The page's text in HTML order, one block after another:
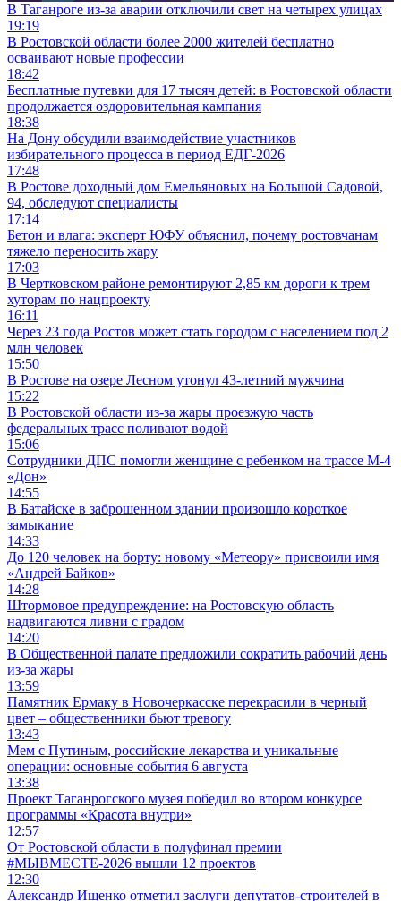
В Таганроге из-за аварии отключили свет на четырех улицах
19:19
В Ростовской области более 2000 жителей бесплатно
осваивают новые профессии
18:42
Бесплатные путевки для 17 тысяч детей: в Ростовской области
продолжается оздоровительная кампания
18:38
На Дону обсудили взаимодействие участников
избирательного процесса в период ЕДГ-2026
17:48
В Ростове доходный дом Емельяновых на Большой Садовой,
94, обследуют специалисты
17:14
Бетон и влага: эксперт ЮФУ объяснил, почему ростовчанам
тяжело переносить жару
17:03
В Чертковском районе ремонтируют 2,85 км дороги к трем
хуторам по нацпроекту
16:11
Через 23 года Ростов может стать городом с населением под 2
млн человек
15:50
В Ростове на озере Лесном утонул 43-летний мужчина
15:22
В Ростовской области из-за жары проезжую часть
федеральных трасс поливают водой
15:06
Сотрудники ДПС помогли женщине с ребенком на трассе М-4
«Дон»
14:55
В Батайске в заброшенном здании произошло короткое
замыкание
14:33
До 120 человек на борту: новому «Метеору» присвоили имя
«Андрей Байков»
14:28
Штормовое предупреждение: на Ростовскую область
надвигаются ливни с градом
14:20
В Общественной палате предложили сократить рабочий день
из-за жары
13:59
Памятник Ермаку в Новочеркасске перекрасили в черный
цвет – общественники бьют тревогу
13:43
Мем с Путиным, российские лекарства и уникальные
операции: основные события 6 августа
13:38
Проект Таганрогского музея победил во втором конкурсе
программы «Красота внутри»
12:57
От Ростовской области в полуфинал премии
#МЫВМЕСТЕ-2026 вышли 12 проектов
12:30
Александр Ищенко отметил заслуги депутатов-строителей в